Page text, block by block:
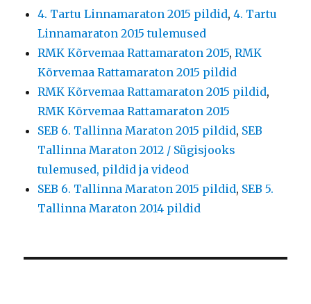
4. Tartu Linnamaraton 2015 pildid,4. Tartu
Linnamaraton 2015 tulemused
RMK Kõrvemaa Rattamaraton 2015,RMK
Kõrvemaa Rattamaraton 2015 pildid
RMK Kõrvemaa Rattamaraton 2015 pildid,
RMK Kõrvemaa Rattamaraton 2015
SEB 6. Tallinna Maraton 2015 pildid, SEB
Tallinna Maraton 2012 / Sügisjooks
tulemused, pildid ja videod
SEB 6. Tallinna Maraton 2015 pildid, SEB 5.
Tallinna Maraton 2014 pildid